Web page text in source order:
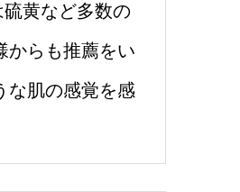
黄など多数の
からも推薦をい
な肌の感覚を感